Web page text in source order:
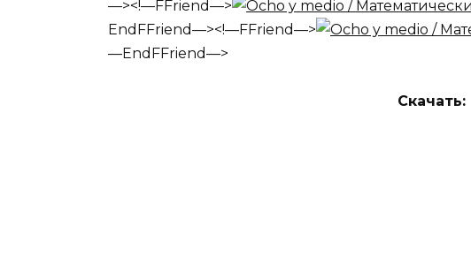
—><!—FFriend—>
EndFFriend—><!—FFriend—>
—EndFFriend—>
Скачать: